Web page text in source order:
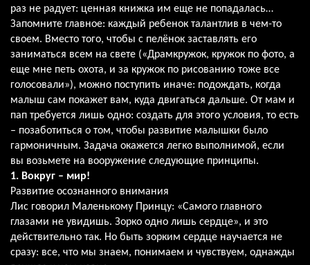
раз не радует: ценная книжка им еще не попадалась…
Запомните главное: каждый ребенок талантлив в чем-то
своем. Вместо того, чтобы с пелёнок заставлять его
заниматься всем на свете («Драмкружок, кружок по фото, а
еще мне петь охота, и за кружок по рисованию тоже все
голосовали»), можно поступить иначе: подождать, когда
малыш сам покажет вам, куда двигаться дальше. От мам и
пап требуется лишь одно: создать для этого условия, то есть
– позаботиться о том, чтобы развитие малышки было
гармоничным. Задача окажется легко выполнимой, если
вы возьмете на вооружение следующие принципы.
1. Вокруг – мир!
Развитие осознанного внимания
Лис говорил Маленькому Принцу: «Самого главного
глазами не увидишь. Зорко одно лишь сердце», и это
действительно так. Но быть зорким сердце научается не
сразу: все, что мы знаем, понимаем и чувствуем, однажды